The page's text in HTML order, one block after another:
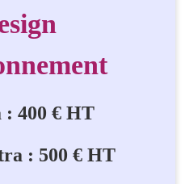
400 € HT
: 500 € HT